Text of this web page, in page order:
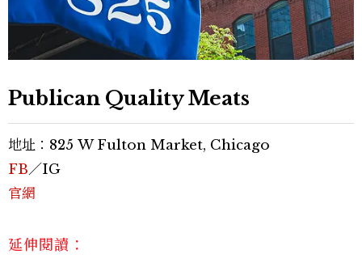
Publican Quality Meats
地址：825 W Fulton Market, Chicago
FB／IG
官網
延伸閱讀：